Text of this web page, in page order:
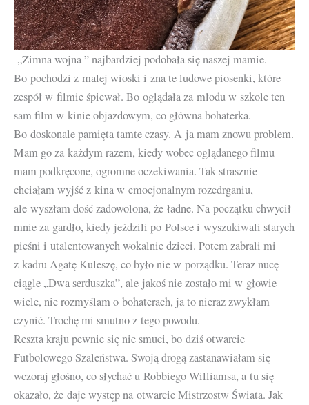
„Zimna wojna ” najbardziej podobała się naszej mamie.
Bo pochodzi z malej wioski i zna te ludowe piosenki, które
zespół w filmie śpiewał. Bo oglądała za młodu w szkole ten
sam film w kinie objazdowym, co główna bohaterka.
Bo doskonale pamięta tamte czasy. A ja mam znowu problem.
Mam go za każdym razem, kiedy wobec oglądanego filmu
mam podkręcone, ogromne oczekiwania. Tak strasznie
chciałam wyjść z kina w emocjonalnym rozedrganiu,
ale wyszłam dość zadowolona, że ładne. Na początku chwycił
mnie za gardło, kiedy jeździli po Polsce i wyszukiwali starych
pieśni i utalentowanych wokalnie dzieci. Potem zabrali mi
z kadru Agatę Kuleszę, co było nie w porządku. Teraz nucę
ciągle „Dwa serduszka”, ale jakoś nie zostało mi w głowie
wiele, nie rozmyślam o bohaterach, ja to nieraz zwykłam
czynić. Trochę mi smutno z tego powodu.
Reszta kraju pewnie się nie smuci, bo dziś otwarcie
Futbolowego Szaleństwa. Swoją drogą zastanawiałam się
wczoraj głośno, co słychać u Robbiego Williamsa, a tu się
okazało, że daje występ na otwarcie Mistrzostw Świata. Jak